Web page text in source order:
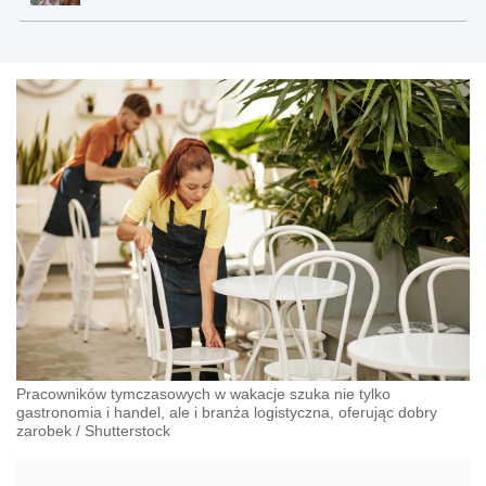
Pracowników tymczasowych w wakacje szuka nie tylko
gastronomia i handel, ale i branża logistyczna, oferując dobry
zarobek / Shutterstock